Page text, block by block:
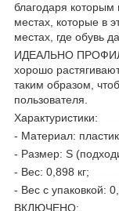
благодаря которым
местах, которые в
местах, где обувь
ИДЕАЛЬНО
хорошо
таким образом,
пользователя.
Характуристики:
- Материал:
- Размер: S
- Вес: 0,898 кг;
- Вес с упаковкой:
ВКЛЮЧЕНО: